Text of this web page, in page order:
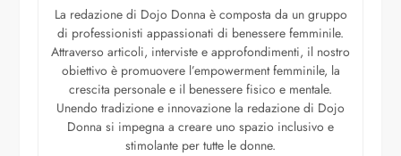
La redazione di Dojo Donna è composta da un gruppo
di professionisti appassionati di benessere femminile.
Attraverso articoli, interviste e approfondimenti, il nostro
obiettivo è promuovere l’empowerment femminile, la
crescita personale e il benessere fisico e mentale.
Unendo tradizione e innovazione la redazione di Dojo
Donna si impegna a creare uno spazio inclusivo e
stimolante per tutte le donne.